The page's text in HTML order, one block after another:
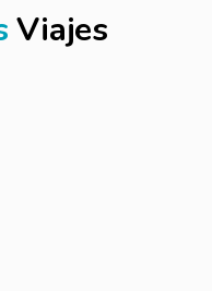
Viajes